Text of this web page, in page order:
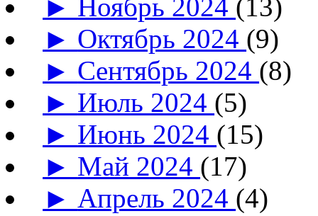
► Ноябрь 2024 (13)
► Октябрь 2024 (9)
► Сентябрь 2024 (8)
► Июль 2024 (5)
► Июнь 2024 (15)
► Май 2024 (17)
► Апрель 2024 (4)